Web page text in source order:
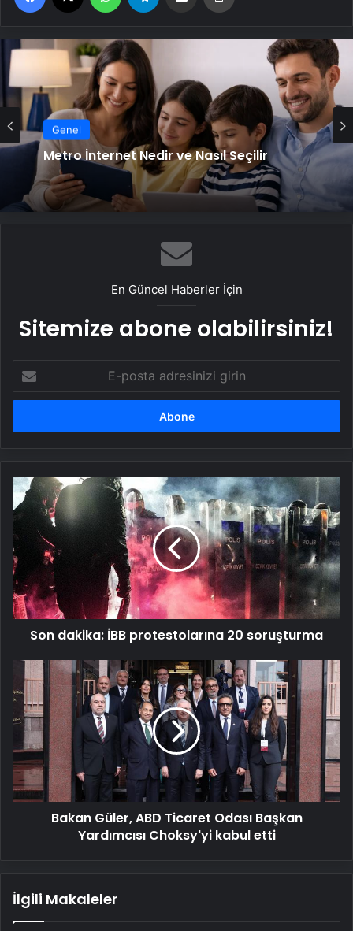
Genel
Metro İnternet Nedir ve Nasıl Seçilir
En Güncel Haberler İçin
Sitemize abone olabilirsiniz!
posta
adresinizi
Son
dakika:
İBB
protestolarına
20
soruşturma
Son dakika: İBB protestolarına 20 soruşturma
Bakan
Güler,
ABD
Ticaret
Odası
Başkan
Yardımcısı
Choksy'yi
kabul
Bakan Güler, ABD Ticaret Odası Başkan
Yardımcısı Choksy'yi kabul etti
İlgili Makaleler